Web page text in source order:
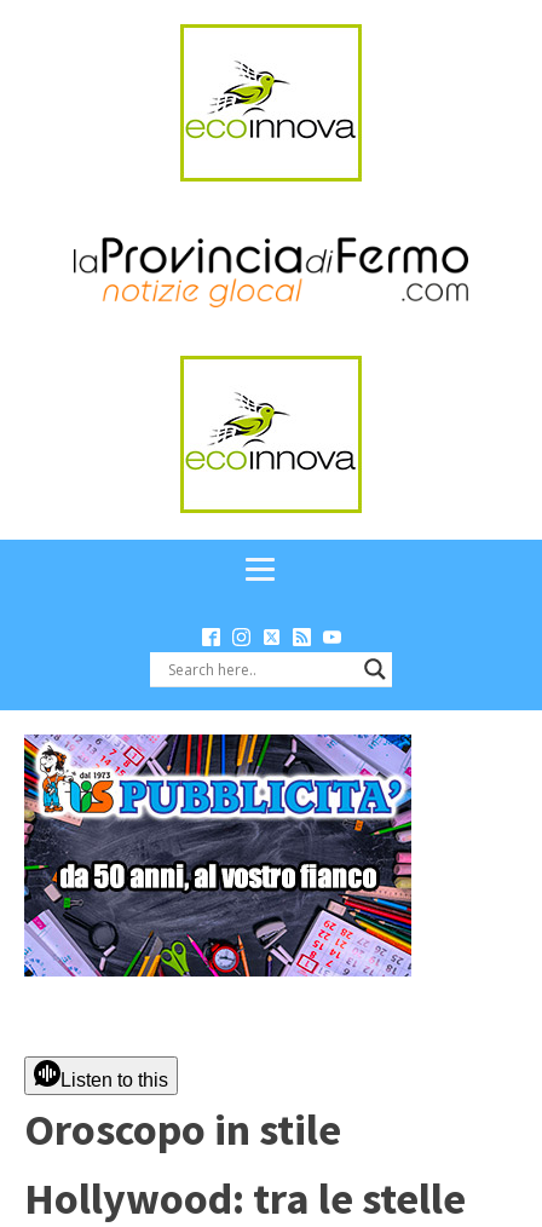
Listen to this
Oroscopo in stile
Hollywood: tra le stelle